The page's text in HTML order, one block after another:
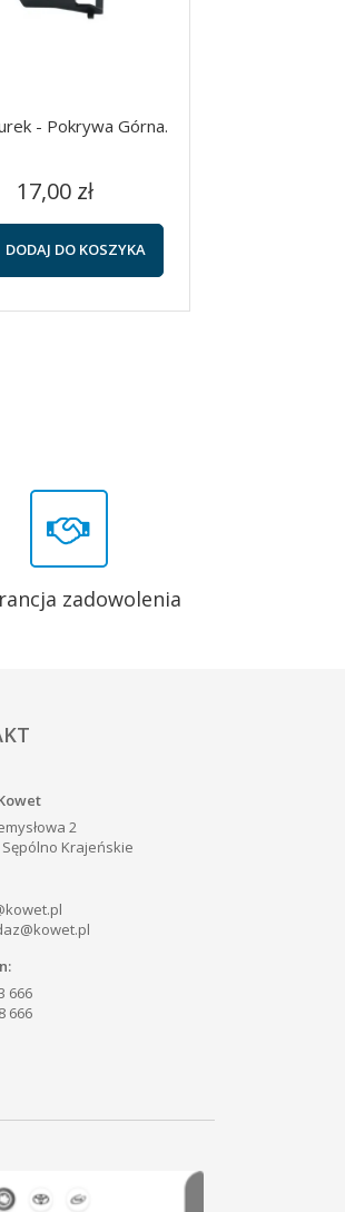
Szybki podgląd
- Pokrywa Górna.
Cena
17,00 zł
DODAJ DO KOSZYKA
zadowolenia
2
Sępólno Krajeńskie
666
666